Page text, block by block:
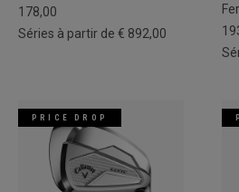
178,00
Séries à partir de € 892,00
PRICE DROP